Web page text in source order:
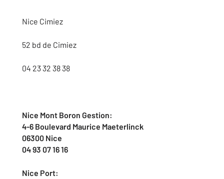
Nice Cimiez
52 bd de Cimiez
04 23 32 38 38
Nice Mont Boron Gestion:
4-6 Boulevard Maurice Maeterlinck
06300 Nice
04 93 07 16 16
Nice Port: